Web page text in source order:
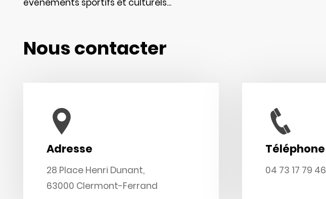
Nous contacter
Adresse
28 Place Henri Dunant,
63000 Clermont-Ferrand
Téléphone
04 73 17 79 46